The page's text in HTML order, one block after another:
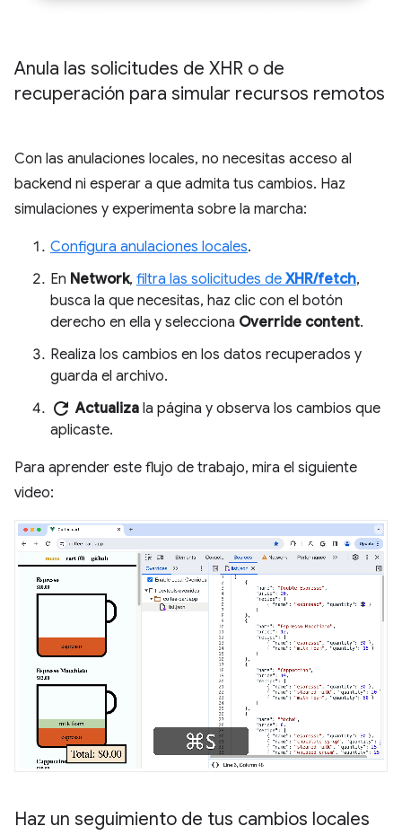
Anula las solicitudes de XHR o de
recuperación para simular recursos remotos
Con las anulaciones locales, no necesitas acceso al
backend ni esperar a que admita tus cambios. Haz
simulaciones y experimenta sobre la marcha:
Configura anulaciones locales.
En Network, filtra las solicitudes de XHR/fetch,
busca la que necesitas, haz clic con el botón
derecho en ella y selecciona Override content.
Realiza los cambios en los datos recuperados y
guarda el archivo.
refresh Actualiza la página y observa los cambios que
aplicaste.
Para aprender este flujo de trabajo, mira el siguiente
video:
Haz un seguimiento de tus cambios locales